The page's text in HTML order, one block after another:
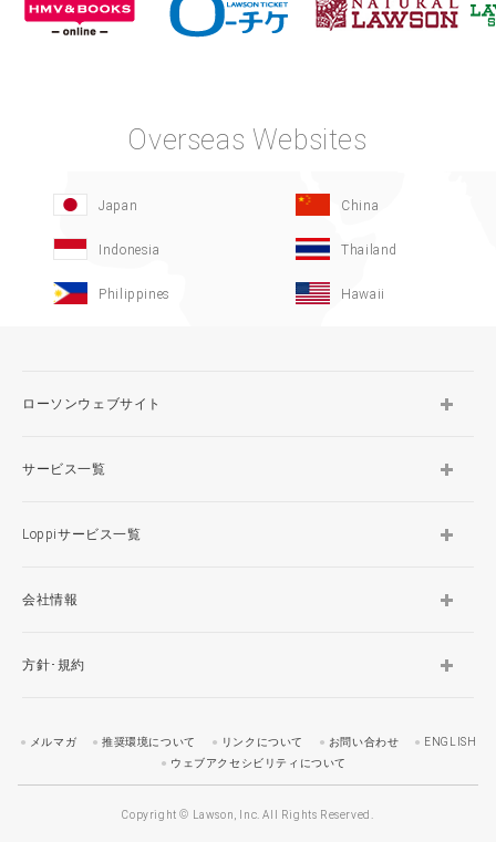
Overseas Websites
Japan China
Indonesia Thailand
Philippines Hawaii
ローソンウェブサイト
サービス一覧
Loppiサービス一覧
会社情報
方針･規約
メルマガ 推奨環境について リンクについて お問い合わせ
ENGLISH
ウェブアクセシビリティについて
Copyright © Lawson, Inc. All Rights Reserved.